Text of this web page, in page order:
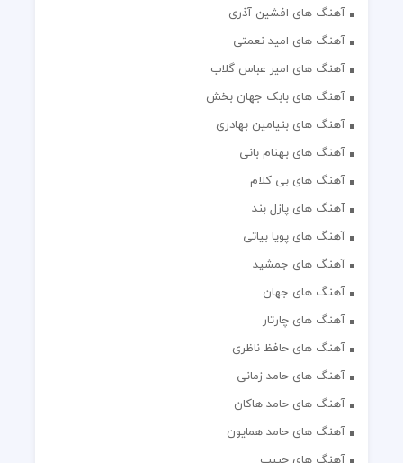
آهنگ های افشین آذری
آهنگ های امید نعمتی
آهنگ های امیر عباس گلاب
آهنگ های بابک جهان بخش
آهنگ های بنیامین بهادری
آهنگ های بهنام بانی
آهنگ های بی کلام
آهنگ های پازل بند
آهنگ های پویا بیاتی
آهنگ های جمشید
آهنگ های جهان
آهنگ های چارتار
آهنگ های حافظ ناظری
آهنگ های حامد زمانی
آهنگ های حامد هاکان
آهنگ های حامد همایون